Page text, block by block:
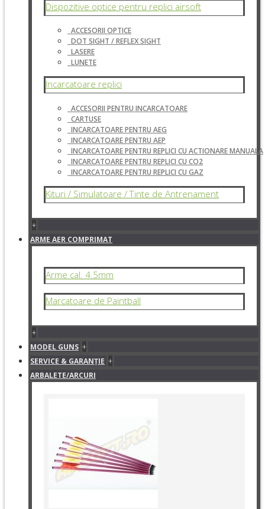
Dispozitive optice pentru replici airsoft
ACCESORII OPTICE
DOT SIGHT / REFLEX SIGHT
LASERE
LUNETE
Incarcatoare replici
ACCESORII PENTRU INCARCATOARE
CARTUSE
INCARCATOARE PENTRU AEG
INCARCATOARE PENTRU AEP
INCARCATOARE PENTRU REPLICI CU ACTIONARE MANUALA
INCARCATOARE PENTRU REPLICI CU CO2
INCARCATOARE PENTRU REPLICI CU GAZ
Kituri / Simulatoare / Tinte de Antrenament
+
ARME AER COMPRIMAT
Arme cal. 4.5mm
Marcatoare de Paintball
+
MODEL GUNS +
SERVICE & GARANŢIE +
ARBALETE/ARCURI